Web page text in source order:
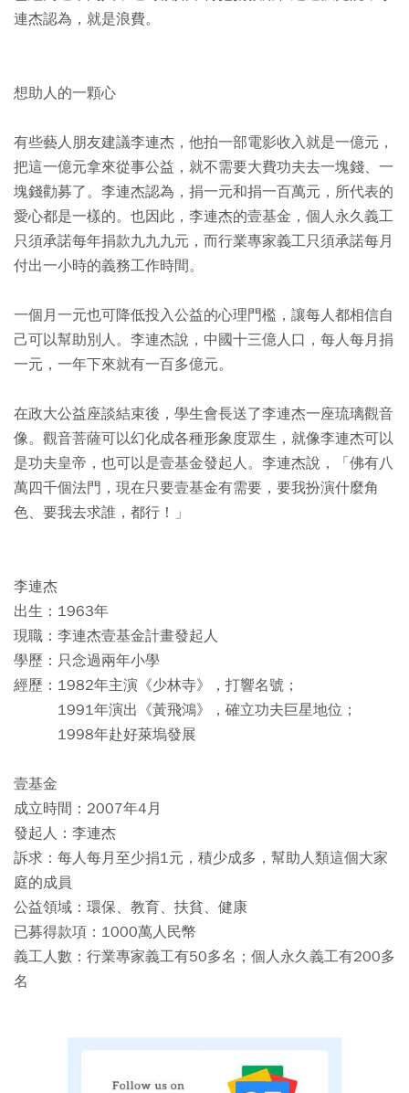
連杰認為，就是浪費。
想助人的一顆心
有些藝人朋友建議李連杰，他拍一部電影收入就是一億元，
把這一億元拿來從事公益，就不需要大費功夫去一塊錢、一
塊錢勸募了。李連杰認為，捐一元和捐一百萬元，所代表的
愛心都是一樣的。也因此，李連杰的壹基金，個人永久義工
只須承諾每年捐款九九九元，而行業專家義工只須承諾每月
付出一小時的義務工作時間。
一個月一元也可降低投入公益的心理門檻，讓每人都相信自
己可以幫助別人。李連杰說，中國十三億人口，每人每月捐
一元，一年下來就有一百多億元。
在政大公益座談結束後，學生會長送了李連杰一座琉璃觀音
像。觀音菩薩可以幻化成各種形象度眾生，就像李連杰可以
是功夫皇帝，也可以是壹基金發起人。李連杰說，「佛有八
萬四千個法門，現在只要壹基金有需要，要我扮演什麼角
色、要我去求誰，都行！」
李連杰
出生：1963年
現職：李連杰壹基金計畫發起人
學歷：只念過兩年小學
經歷：1982年主演《少林寺》，打響名號；
1991年演出《黃飛鴻》，確立功夫巨星地位；
1998年赴好萊塢發展
壹基金
成立時間：2007年4月
發起人：李連杰
訴求：每人每月至少捐1元，積少成多，幫助人類這個大家
庭的成員
公益領域：環保、教育、扶貧、健康
已募得款項：1000萬人民幣
義工人數：行業專家義工有50多名；個人永久義工有200多
名